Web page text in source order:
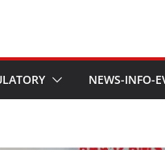
ORARI Lokal
Orari Daerah Riau
NEWS-INFO-